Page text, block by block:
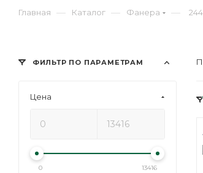
Главная — Каталог — Фанера —
ФИЛЬТР ПО ПАРАМЕТРАМ
Цена
0 13416